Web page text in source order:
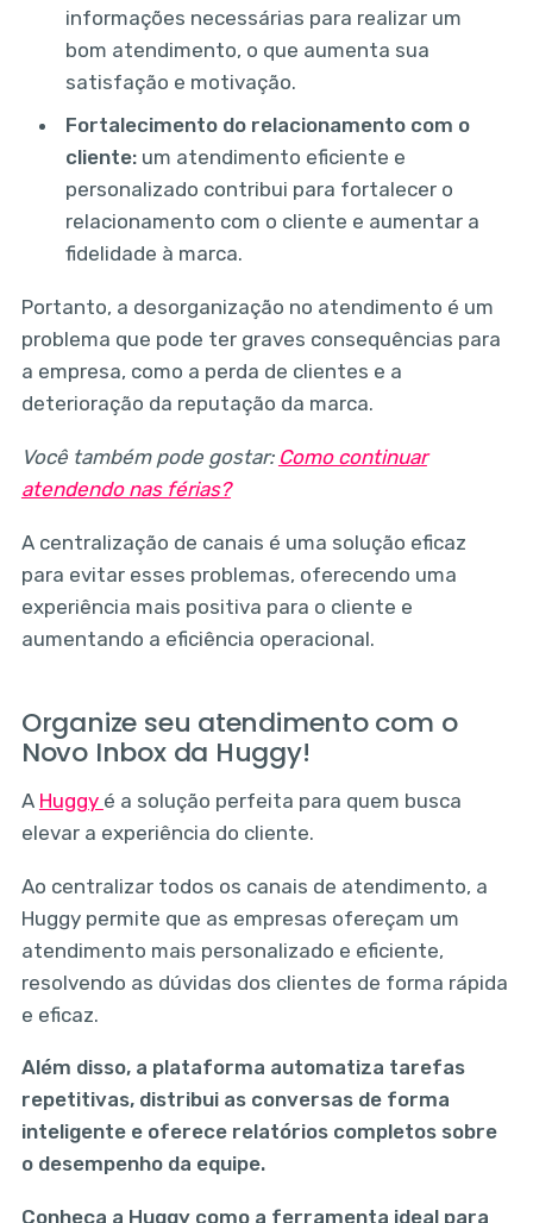
informações necessárias para realizar um
bom atendimento, o que aumenta sua
satisfação e motivação.
Fortalecimento do relacionamento com o
cliente: um atendimento eficiente e
personalizado contribui para fortalecer o
relacionamento com o cliente e aumentar a
fidelidade à marca.
Portanto, a desorganização no atendimento é um
problema que pode ter graves consequências para
a empresa, como a perda de clientes e a
deterioração da reputação da marca.
Você também pode gostar: Como continuar
atendendo nas férias?
A centralização de canais é uma solução eficaz
para evitar esses problemas, oferecendo uma
experiência mais positiva para o cliente e
aumentando a eficiência operacional.
Organize seu atendimento com o
Novo Inbox da Huggy!
A Huggy é a solução perfeita para quem busca
elevar a experiência do cliente.
Ao centralizar todos os canais de atendimento, a
Huggy permite que as empresas ofereçam um
atendimento mais personalizado e eficiente,
resolvendo as dúvidas dos clientes de forma rápida
e eficaz.
Além disso, a plataforma automatiza tarefas
repetitivas, distribui as conversas de forma
inteligente e oferece relatórios completos sobre
o desempenho da equipe.
Conheça a Huggy como a ferramenta ideal para